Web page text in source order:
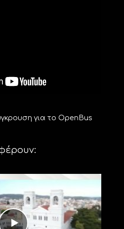
για το OpenBus